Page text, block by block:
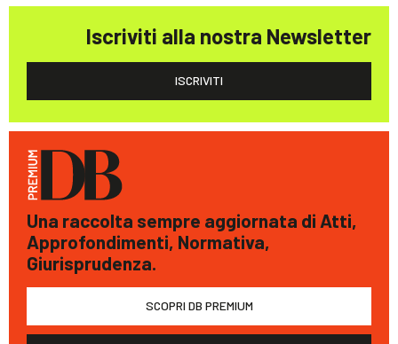
Iscriviti alla nostra Newsletter
ISCRIVITI
Una raccolta sempre aggiornata di Atti,
Approfondimenti, Normativa,
Giurisprudenza.
SCOPRI DB PREMIUM